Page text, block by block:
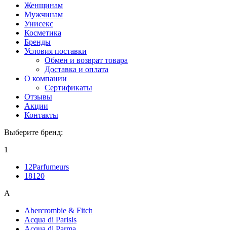
Женщинам
Мужчинам
Унисекс
Косметика
Бренды
Условия поставки
Обмен и возврат товара
Доставка и оплата
О компании
Сертификаты
Отзывы
Акции
Контакты
Выберите бренд:
1
12Parfumeurs
18120
A
Abercrombie & Fitch
Acqua di Parisis